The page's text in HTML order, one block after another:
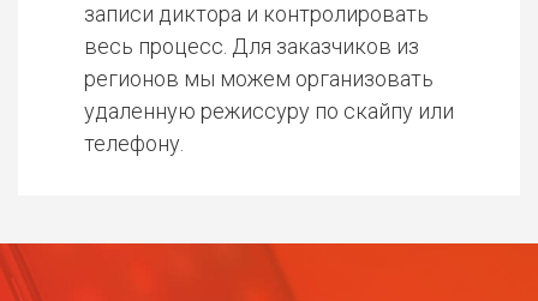
записи диктора и контролировать
весь процесс. Для заказчиков из
регионов мы можем организовать
удаленную режиссуру по скайпу или
телефону.